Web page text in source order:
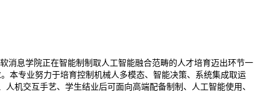
息学院正在智能制制取人工智能融合范畴的人才培育迈出环节一
本专业努力于培育控制机械人多模态、智能决策、系统集成取运
机交互手艺、学生结业后可面向高端配备制制、人工智能使用、